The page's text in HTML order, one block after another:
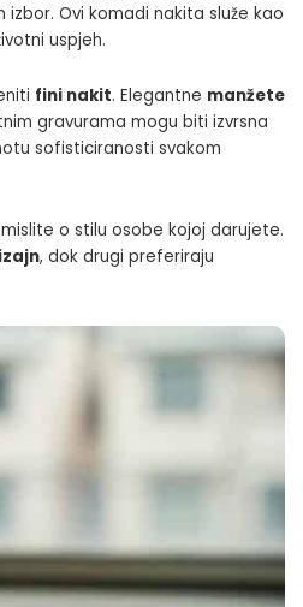
Ovi komadi nakita služe kao
uspjeh.
fini nakit. Elegantne manžete
gravurama mogu biti izvrsna
sofisticiranosti svakom
o stilu osobe kojoj darujete.
, dok drugi preferiraju